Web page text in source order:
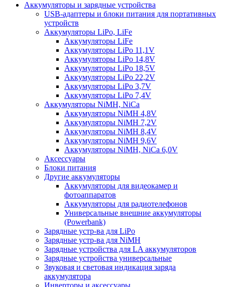
Аккумуляторы и зарядные устройства
USB-адаптеры и блоки питания для портативных
устройств
Аккумуляторы LiPo, LiFe
Аккумуляторы LiFe
Аккумуляторы LiPo 11,1V
Аккумуляторы LiPo 14,8V
Аккумуляторы LiPo 18,5V
Аккумуляторы LiPo 22,2V
Аккумуляторы LiPo 3,7V
Аккумуляторы LiPo 7,4V
Аккумуляторы NiMH, NiCa
Аккумуляторы NiMH 4,8V
Аккумуляторы NiMH 7,2V
Аккумуляторы NiMH 8,4V
Аккумуляторы NiMH 9,6V
Аккумуляторы NiMH, NiCa 6,0V
Аксессуары
Блоки питания
Другие аккумуляторы
Аккумуляторы для видеокамер и
фотоаппаратов
Аккумуляторы для радиотелефонов
Универсальные внешние аккумуляторы
(Powerbank)
Зарядные устр-ва для LiPo
Зарядные устр-ва для NiMH
Зарядные устройства для LA аккумуляторов
Зарядные устройства универсальные
Звуковая и световая индикация заряда
аккумулятора
Инверторы и аксессуары